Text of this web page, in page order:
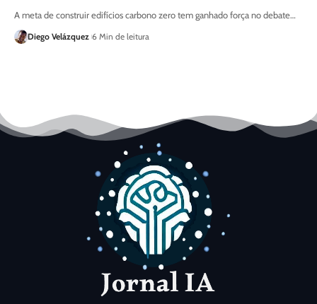
A meta de construir edifícios carbono zero tem ganhado força no debate…
Diego Velázquez 6 Min de leitura